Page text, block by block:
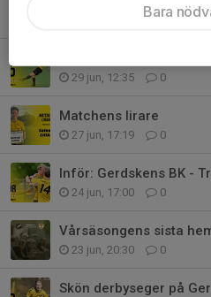
0
29 jun, 12:35 0
Matchens lirare
27 jun, 17:19 0
Inför: Gerdskens BK -
24 jun, 17:00 0
Vårsäsongens sista
23 jun, 20:30 0
Skön derbyseger på
Bara